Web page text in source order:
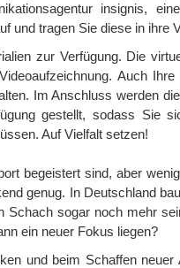
insignis,
und tragen Sie diese in ihre
zur Verfügung. Die
Auch
Im Anschluss werden
gestellt, sodass Sie
Auf Vielfalt setzen!
begeistert sind, aber
genug. In Deutschland
sogar noch mehr
ein neuer Fokus liegen?
und beim Schaffen